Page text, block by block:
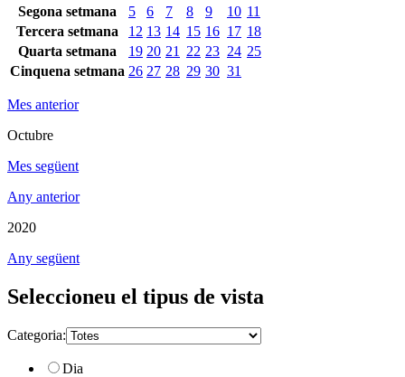
Segona setmana
5 6 7 8 9 10 11
Tercera setmana
12 13 14 15 16 17 18
Quarta setmana
19 20 21 22 23 24 25
Cinquena setmana 26 27 28 29 30 31
Mes anterior
Octubre
Mes següent
Any anterior
2020
Any següent
Seleccioneu el tipus de vista
Categoria:
Dia